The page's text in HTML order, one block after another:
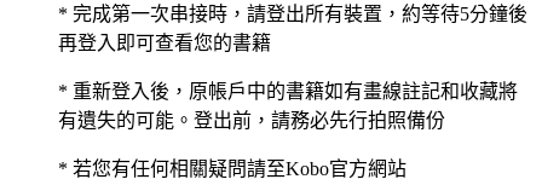
* 完成第一次串接時，請登出所有裝置，約等待5分鐘後
再登入即可查看您的書籍
* 重新登入後，原帳戶中的書籍如有畫線註記和收藏將
有遺失的可能。登出前，請務必先行拍照備份
* 若您有任何相關疑問請至Kobo官方網站